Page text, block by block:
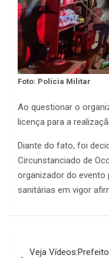
Foto: Polícia Militar
Ao questionar o
licença para a
Diante do fato, foi
Circunstanciado de
organizador do evento
sanitárias em vigor
Veja